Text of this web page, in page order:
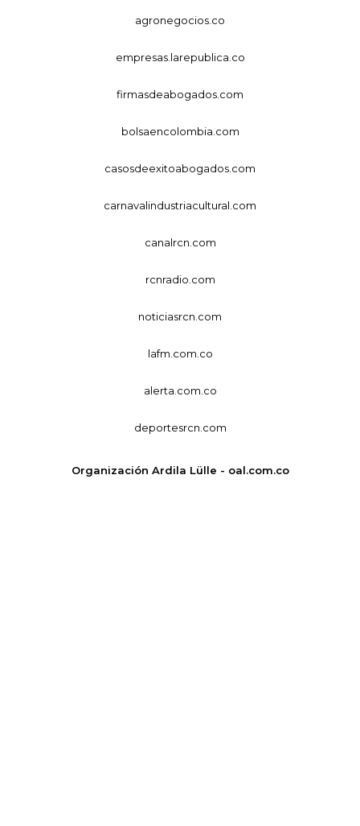
agronegocios.co
empresas.larepublica.co
firmasdeabogados.com
bolsaencolombia.com
casosdeexitoabogados.com
carnavalindustriacultural.com
canalrcn.com
rcnradio.com
noticiasrcn.com
lafm.com.co
alerta.com.co
deportesrcn.com
Organización Ardila Lülle - oal.com.co